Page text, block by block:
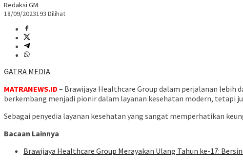
Redaksi GM
18/09/2023193 Dilihat
GATRA MEDIA
MATRANEWS.ID – Brawijaya Healthcare Group dalam perjalanan lebih
berkembang menjadi pionir dalam layanan kesehatan modern, tetapi
Sebagai penyedia layanan kesehatan yang sangat memperhatikan
Bacaan Lainnya
Brawijaya Healthcare Group Merayakan Ulang Tahun ke-17: